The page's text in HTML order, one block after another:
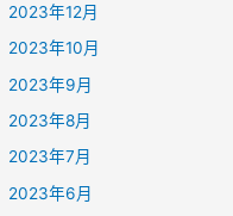
2023年12月
2023年10月
2023年9月
2023年8月
2023年7月
2023年6月